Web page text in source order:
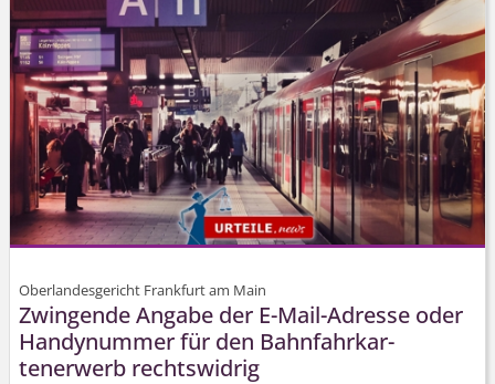
Oberlandesgericht Frankfurt am Main
Zwingende Angabe der E-Mail-Adresse oder
Handynummer für den Bahnfahrkar­
tenerwerb rechtswidrig